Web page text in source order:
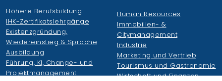
Höhere Berufsbildung
IHK-Zertifikatslehrgänge
Existenzgründung,
Wiedereinstieg & Sprache
Ausbildung
Führung, KI, Change- und
Projektmanagement
Human Resources
Immobilien- &
Citymanagement
Industrie
Marketing und Vertrieb
Tourismus und Gastronomie
Wirtschaft und Finanzen